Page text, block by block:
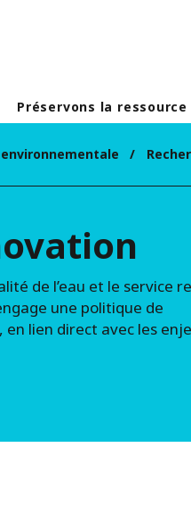
Préservons la ressource
de l’eau et le service
une politique de
lien direct avec les